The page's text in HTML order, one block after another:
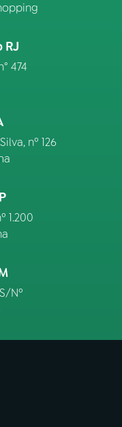
RJ
474
nº 126
1.200
Nº